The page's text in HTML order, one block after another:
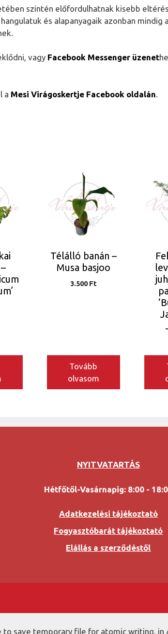
szintén előfordulhatnak kisebb
és alapanyagaik azonban mindig
vagy Facebook Messenger üzenet
a Mesi Virágoskertje Facebook oldalán.
Télálló banán –
Musa basjoo
3.500Ft
Tovább
olvasom
NYITVATARTÁS
Hétfőtől-Vasárnapig: 8:00 -
Adatkezelési tájékoztató
Fogyasztóbarát tájékoztató
Elállás a szerződéstől
to save temporary file for atomic writing.